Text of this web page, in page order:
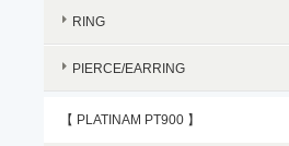
RING
PIERCE/EARRING
【 PLATINAM PT900 】